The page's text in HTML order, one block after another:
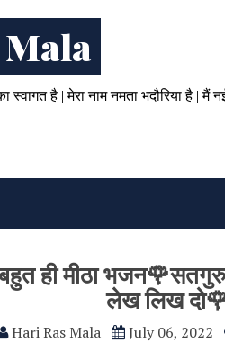
स्वागत है | मेरा नाम नमता भदौरिया
ही मीठा
लेख लिख
Hari Ras Mala July 06, 2022